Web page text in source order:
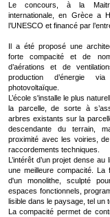
Le concours, à la
internationale, en Grèce a
l’UNESCO et financé par
Il a été proposé une
forte compacité et de
d’aérations et de
production d’énergie
photovoltaïque.
L’école s'installe le plus
la parcelle, de sorte à
arbres existants sur la
descendante du terrain,
proximité avec les voiries,
raccordements techniques.
L’intérêt d’un projet dense au
une meilleure compacité. La
d'un monolithe, sculpté
espaces fonctionnels,
lisible dans le paysage, tel un
La compacité permet de